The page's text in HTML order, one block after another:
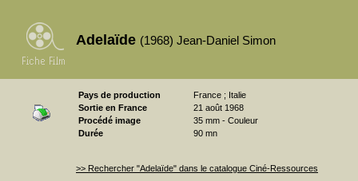
Adelaïde (1968) Jean-Daniel Simon
Pays de production
France ; Italie
Sortie en France
21 août 1968
Procédé image
35 mm - Couleur
Durée
90 mn
>> Rechercher "Adelaïde" dans le catalogue Ciné-Ressources